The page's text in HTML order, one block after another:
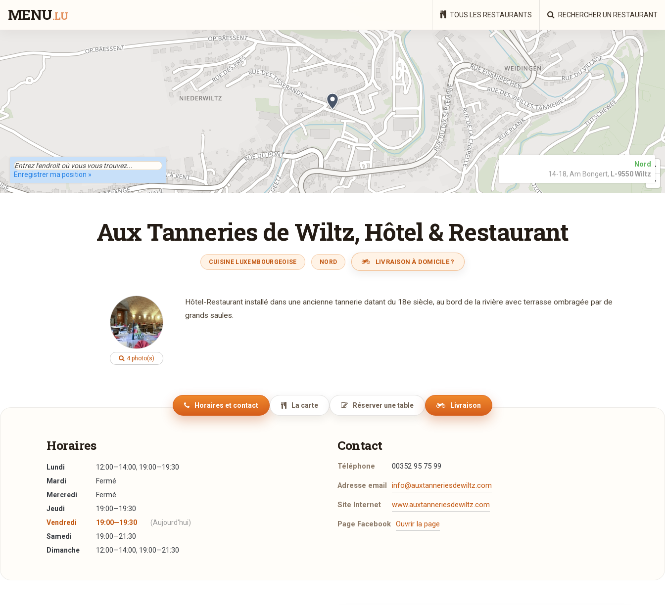
MENU.LU TOUS LES RESTAURANTS RECHERCHER UN RESTAURANT
Nord
14-18, Am Bongert, L-9550 Wiltz
Enregistrer ma position »
Aux Tanneries de Wiltz, Hôtel & Restaurant
CUISINE LUXEMBOURGEOISE NORD LIVRAISON À DOMICILE ?
4 photo(s)
Hôtel-Restaurant installé dans une ancienne tannerie datant du 18e siècle, au bord de la rivière avec terrasse ombragée par de
grands saules.
Horaires et contact La carte Réserver une table Livraison
Horaires
Lundi
12:00—14:00, 19:00—19:30
Mardi
Fermé
Mercredi
Fermé
Jeudi
19:00—19:30
Vendredi
19:00—19:30
(Aujourd'hui)
Samedi
19:00—21:30
Dimanche
12:00—14:00, 19:00—21:30
Contact
Téléphone 00352 95 75 99
Adresse email info@auxtanneriesdewiltz.com
Site Internet www.auxtanneriesdewiltz.com
Page Facebook Ouvrir la page
Réserver une table